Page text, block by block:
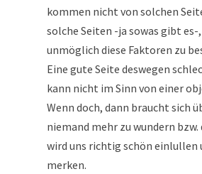
kommen nicht von solchen
solche Seiten -ja sowas gibt
unmöglich diese Faktoren zu
Eine gute Seite deswegen
kann nicht im Sinn von einer
Wenn doch, dann braucht sich
niemand mehr zu wundern
wird uns richtig schön einlullen
merken.